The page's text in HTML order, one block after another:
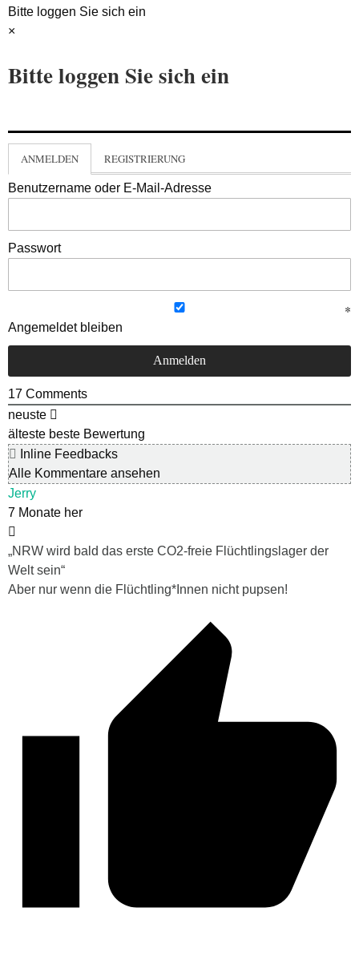
Bitte loggen Sie sich ein
×
Bitte loggen Sie sich ein
ANMELDEN REGISTRIERUNG
Benutzername oder E-Mail-Adresse
Passwort
Angemeldet bleiben
17 Comments
neuste
älteste beste Bewertung
Inline Feedbacks
Alle Kommentare ansehen
Jerry
7 Monate her
„NRW wird bald das erste CO2-freie Flüchtlingslager der
Welt sein“
Aber nur wenn die Flüchtling*Innen nicht pupsen!